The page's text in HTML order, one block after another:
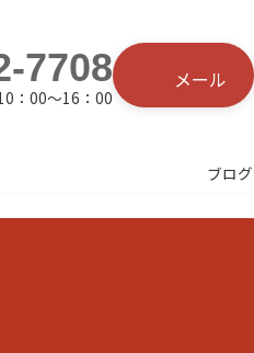
7708
：00〜16：00
メール
ブログ